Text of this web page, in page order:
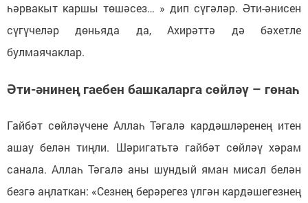
һәрвакыт каршы төшәсез… » дип сүгәләр. Әти-әнисен
сүгүчеләр дөньяда да, Ахирәттә дә бәхетле
булмаячаклар.
Әти-әнинең гаебен башкаларга сөйләү – гөнаһ
Гайбәт сөйләүчене Аллаһ Тәгалә кардәшләренең итен
ашау белән тиңли. Шәригатьтә гайбәт сөйләү хәрам
санала. Аллаһ Тәгалә аны шундый яман мисал белән
безгә аңлаткан: «Сезнең берәрегез үлгән кардәшегезнең